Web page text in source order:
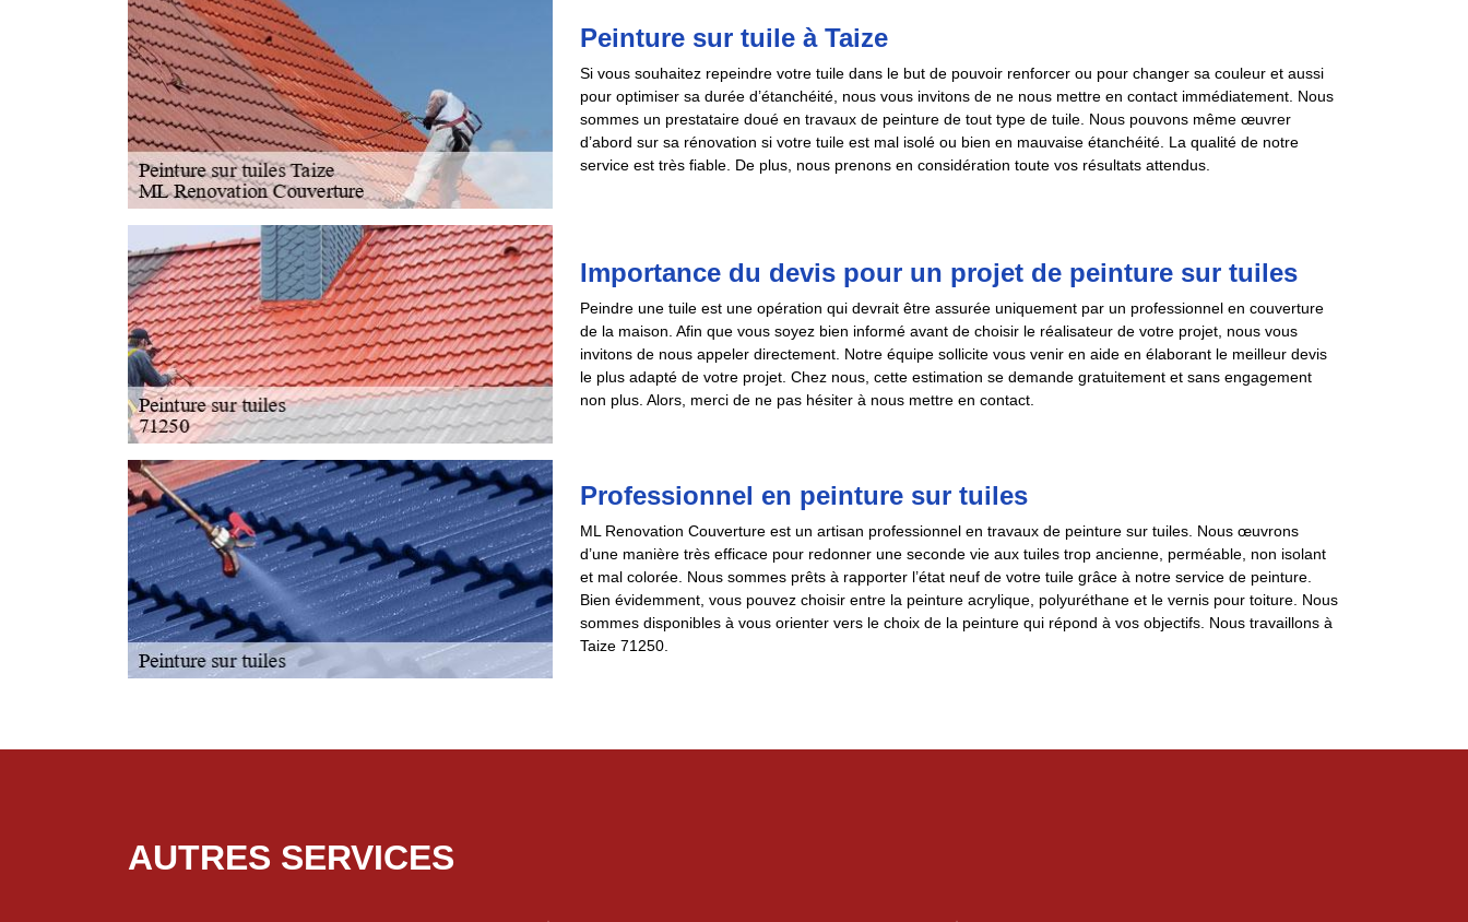
Peinture sur tuile à Taize
Si vous souhaitez repeindre votre tuile dans le but de pouvoir renforcer ou pour changer sa couleur et aussi
pour optimiser sa durée d’étanchéité, nous vous invitons de ne nous mettre en contact immédiatement. Nous
sommes un prestataire doué en travaux de peinture de tout type de tuile. Nous pouvons même œuvrer
d’abord sur sa rénovation si votre tuile est mal isolé ou bien en mauvaise étanchéité. La qualité de notre
service est très fiable. De plus, nous prenons en considération toute vos résultats attendus.
Importance du devis pour un projet de peinture sur tuiles
Peindre une tuile est une opération qui devrait être assurée uniquement par un professionnel en couverture
de la maison. Afin que vous soyez bien informé avant de choisir le réalisateur de votre projet, nous vous
invitons de nous appeler directement. Notre équipe sollicite vous venir en aide en élaborant le meilleur devis
le plus adapté de votre projet. Chez nous, cette estimation se demande gratuitement et sans engagement
non plus. Alors, merci de ne pas hésiter à nous mettre en contact.
Professionnel en peinture sur tuiles
ML Renovation Couverture est un artisan professionnel en travaux de peinture sur tuiles. Nous œuvrons
d’une manière très efficace pour redonner une seconde vie aux tuiles trop ancienne, perméable, non isolant
et mal colorée. Nous sommes prêts à rapporter l’état neuf de votre tuile grâce à notre service de peinture.
Bien évidemment, vous pouvez choisir entre la peinture acrylique, polyuréthane et le vernis pour toiture. Nous
sommes disponibles à vous orienter vers le choix de la peinture qui répond à vos objectifs. Nous travaillons à
Taize 71250.
AUTRES SERVICES